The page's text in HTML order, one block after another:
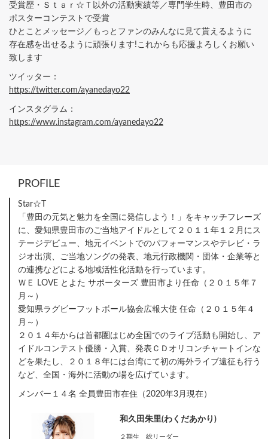
受賞歴・Ｓｔａｒ☆Ｔ以外の活動実績等／専門学生時、豊田市の
ポスターコンテストで受賞
ひとことメッセージ／もっとファンのみんなに見て貰えるように
存在感を出せるように頑張ります!これからも応援よろしくお願い
致します
ツイッター：
https://twitter.com/ayanedayo22
インスタグラム：
https://www.instagram.com/ayanedayo22
PROFILE
Star☆T
「豊田の元気と魅力を全国に発信しよう！」をキャッチフレーズ
に、愛知県豊田市のご当地アイドルとして２０１１年１２月にス
テージデビュー、地元イベントでのパフォーマンスやテレビ・ラ
ジオ出演、ご当地ソングの発表、地元行政機関・団体・企業等と
の連携などによる地域活性化活動を行っています。
ＷＥ LOVE とよた サポーターズ 豊田市より任命（２０１５年７
月～）
愛知県ラグビーフットボール協会広報大使 任命（２０１５年４
月～）
２０１４年からは首都圏はじめ全国でのライブ活動も開始し、ア
イドルコンテスト優勝・入賞、発表ＣＤオリコンチャートインな
どを果たし、２０１８年には台湾にて初の海外ライブ遠征も行う
など、全国・海外に活動の場を広げています。
メンバー１４名 全員豊田市在住（2020年3月現在）
和久田朱里(わくだあかり)
２期生 総リーダー